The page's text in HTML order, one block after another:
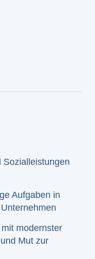
Sozialleistungen
Aufgaben in
modernster
Mut zur